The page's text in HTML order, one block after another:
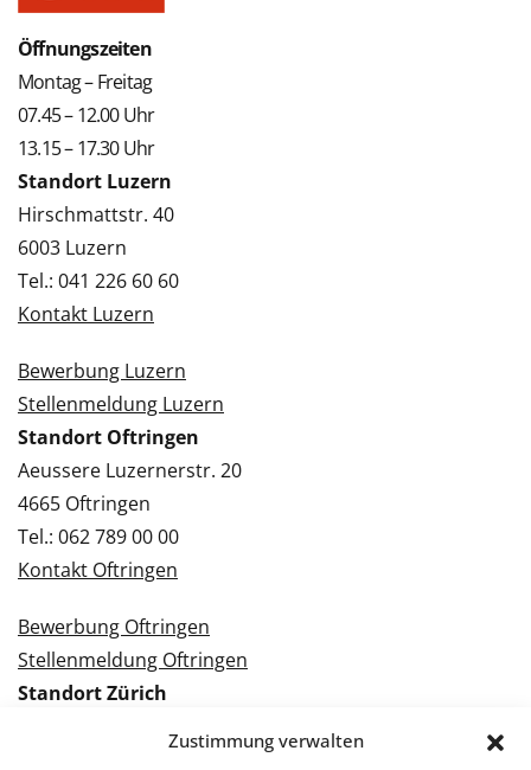
Zustimmung verwalten
Öffnungszeiten
Montag – Freitag
07.45 – 12.00 Uhr
13.15 – 17.30 Uhr
Standort Luzern
Hirschmattstr. 40
6003 Luzern
Tel.: 041 226 60 60
Kontakt Luzern
Bewerbung Luzern
Stellenmeldung Luzern
Standort Oftringen
Aeussere Luzernerstr. 20
4665 Oftringen
Tel.: 062 789 00 00
Kontakt Oftringen
Bewerbung Oftringen
Stellenmeldung Oftringen
Standort Zürich